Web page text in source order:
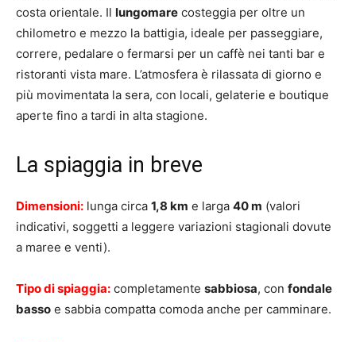
costa orientale. Il lungomare costeggia per oltre un
chilometro e mezzo la battigia, ideale per passeggiare,
correre, pedalare o fermarsi per un caffè nei tanti bar e
ristoranti vista mare. L’atmosfera è rilassata di giorno e
più movimentata la sera, con locali, gelaterie e boutique
aperte fino a tardi in alta stagione.
La spiaggia in breve
Dimensioni: lunga circa 1,8 km e larga 40 m (valori
indicativi, soggetti a leggere variazioni stagionali dovute
a maree e venti).
Tipo di spiaggia: completamente sabbiosa, con fondale
basso e sabbia compatta comoda anche per camminare.